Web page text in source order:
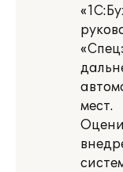
мест.